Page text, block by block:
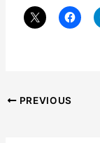
Post
PREVIOUS